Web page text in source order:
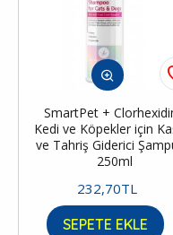
SmartPet +
Kedi ve Köpekler için
ve Tahriş Giderici
250ml
232,70TL
SEPETE EKLE